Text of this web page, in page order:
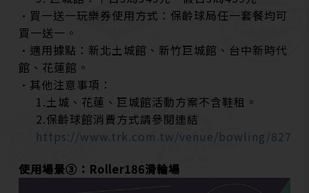
•買一送一玩樂券使用方式：保齡球局任一套餐均可
買一送一。
•適用據點：新北土城館、新竹巨城館、台中新時代
館、花蓮館。
•其他注意事項：
1.土城、花蓮、巨城館活動方案不含鞋租。
2.保齡球館消費方式請參閱連結
https://www.trk.com.tw/venue/bowling/827
使用場景③： Roller186滑輪場